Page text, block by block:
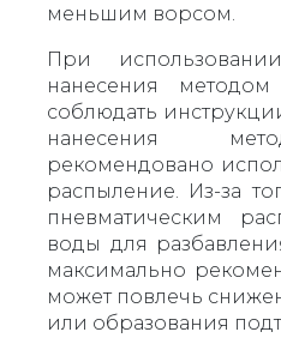
меньшим ворсом.
При
нанесения
соблюдать
нанесения
рекомендовано
распыление. Из-за
пневматическим
воды для
максимально
может повлечь
или образования